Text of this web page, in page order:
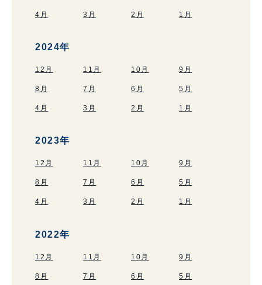
4月 3月 2月 1月
2024年
12月 11月 10月 9月
8月 7月 6月 5月
4月 3月 2月 1月
2023年
12月 11月 10月 9月
8月 7月 6月 5月
4月 3月 2月 1月
2022年
12月 11月 10月 9月
8月 7月 6月 5月